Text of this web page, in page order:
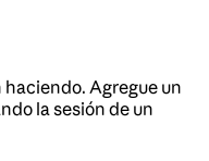
Agregue un
la sesión de un